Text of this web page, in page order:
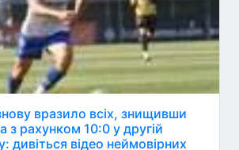
вразило всіх, знищивши
з рахунком 10:0 у другій
дивіться відео неймовірних